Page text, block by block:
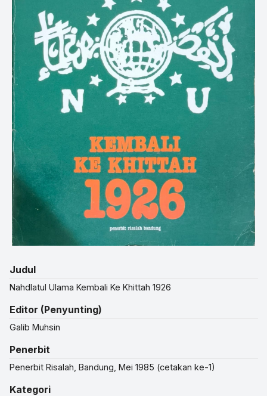
Judul
Nahdlatul Ulama Kembali Ke Khittah 1926
Editor (Penyunting)
Galib Muhsin
Penerbit
Penerbit Risalah, Bandung, Mei 1985 (cetakan ke-1)
Kategori